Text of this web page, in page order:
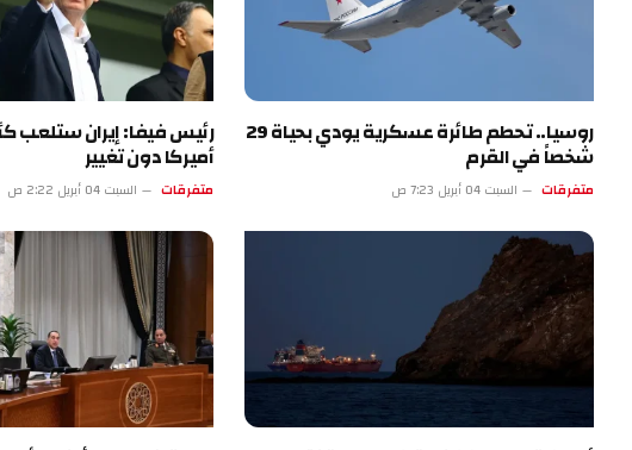
روسيا.. تحطم طائرة عسكرية يودي بحياة 29
شخصاً في القرم
متفرقات السبت 04 أبريل 7:23 ص
رئيس فيفا: إيران ستلعب
أميركا دون تغيير
متفرقات السبت 04 أبريل 2:22 ص